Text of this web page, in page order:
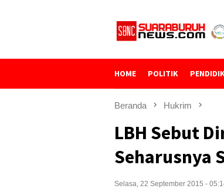
HOME POLITIK
Beranda Hukrim
LBH Sebut
Seharusnya
Selasa, 22 September 2015 -